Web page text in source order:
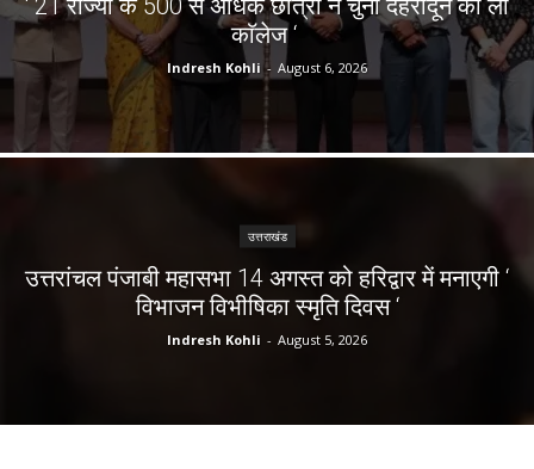
काॅलेज ‘
Indresh Kohli - August 6, 2026
उत्तराखंड
उत्तरांचल पंजाबी महासभा 14 अगस्त को हरिद्वार में मनाएगी ‘
विभाजन विभीषिका स्मृति दिवस ‘
Indresh Kohli - August 5, 2026